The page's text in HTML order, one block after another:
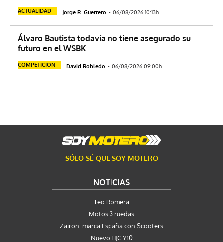
ACTUALIDAD Jorge R. Guerrero - 06/08/2026 10:13h
Álvaro Bautista todavía no tiene asegurado su
futuro en el WSBK
COMPETICION David Robledo - 06/08/2026 09:00h
SÓLO SÉ QUE SOY MOTERO
NOTICIAS
Teo Romera
Motos 3 ruedas
Zairon: marca España con Scooters
Nuevo HJC Y10